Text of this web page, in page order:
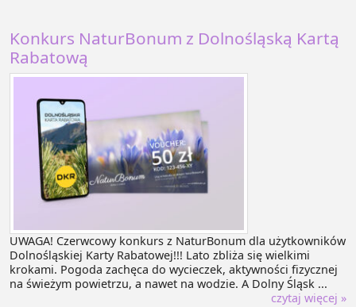
Konkurs NaturBonum z Dolnośląską Kartą
Rabatową
UWAGA! Czerwcowy konkurs z NaturBonum dla użytkowników
Dolnośląskiej Karty Rabatowej!!! Lato zbliża się wielkimi
krokami. Pogoda zachęca do wycieczek, aktywności fizycznej
na świeżym powietrzu, a nawet na wodzie. A Dolny Śląsk ...
czytaj więcej »